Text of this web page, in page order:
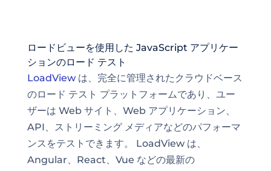
ロードビューを使用した JavaScript アプリケー
ションのロード テスト
LoadViewは、完全に管理されたクラウドベース
のロード テスト プラットフォームであり、ユー
ザーは Web サイト、Web アプリケーション、
API、ストリーミング メディアなどのパフォーマ
ンスをテストできます。 LoadView は、
Angular、React、Vue などの最新の